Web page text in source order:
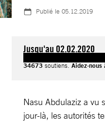
Publié le 05.12.2019
Jusqu'au 02.02.2020
34673 soutiens. Aidez-
Nasu Abdulaziz a vu
jour-là, les autorités